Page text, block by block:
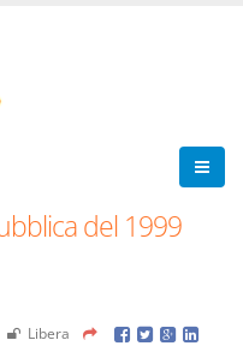
del 1999
Libera